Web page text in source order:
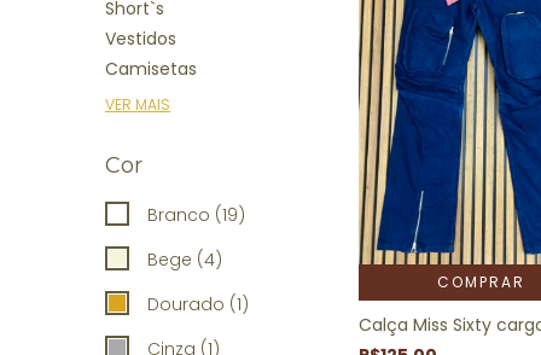
Short`s
Vestidos
Camisetas
VER MAIS
Cor
Branco (19)
Bege (4)
Dourado (1)
Cinza (1)
COMPRAR
Calça Miss Sixty